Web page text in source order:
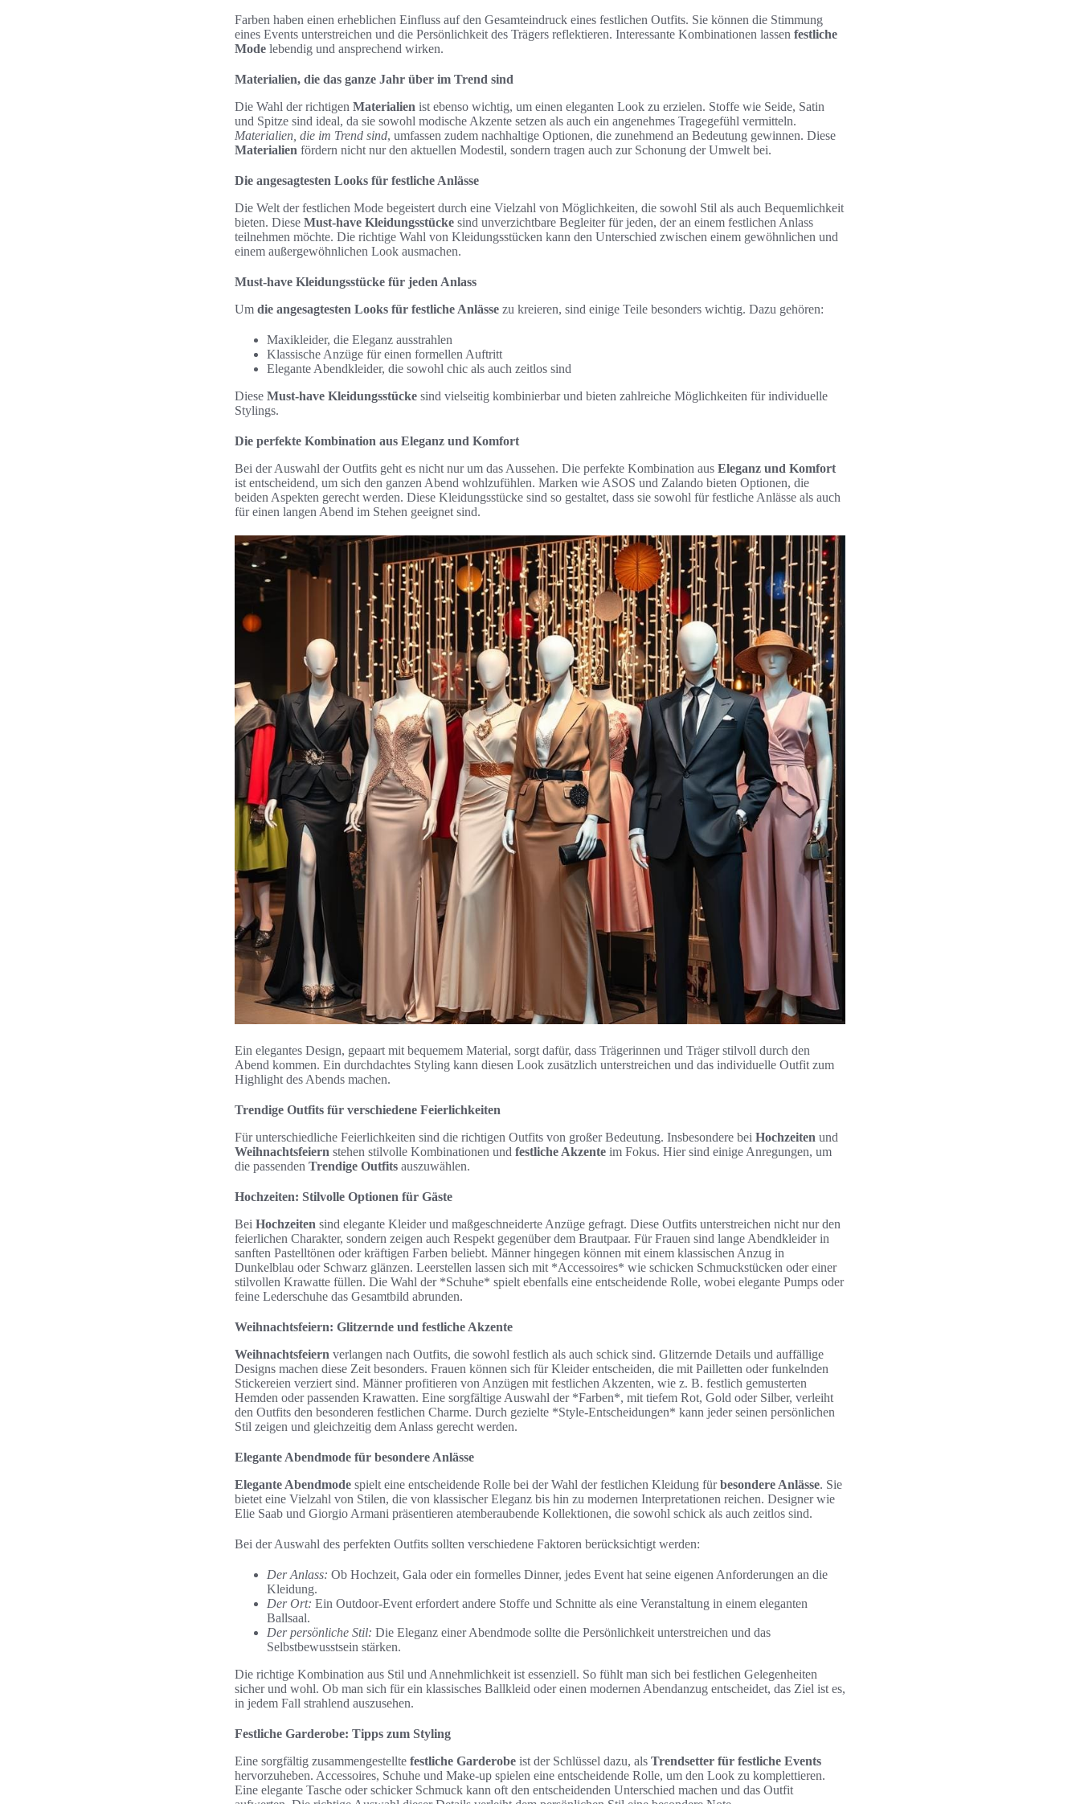
Farben haben einen erheblichen Einfluss auf den Gesamteindruck eines festlichen Outfits. Sie können die Stimmung
eines Events unterstreichen und die Persönlichkeit des Trägers reflektieren. Interessante Kombinationen lassen festliche
Mode lebendig und ansprechend wirken.
Materialien, die das ganze Jahr über im Trend sind
Die Wahl der richtigen Materialien ist ebenso wichtig, um einen eleganten Look zu erzielen. Stoffe wie Seide, Satin
und Spitze sind ideal, da sie sowohl modische Akzente setzen als auch ein angenehmes Tragegefühl vermitteln.
Materialien, die im Trend sind, umfassen zudem nachhaltige Optionen, die zunehmend an Bedeutung gewinnen. Diese
Materialien fördern nicht nur den aktuellen Modestil, sondern tragen auch zur Schonung der Umwelt bei.
Die angesagtesten Looks für festliche Anlässe
Die Welt der festlichen Mode begeistert durch eine Vielzahl von Möglichkeiten, die sowohl Stil als auch Bequemlichkeit
bieten. Diese Must-have Kleidungsstücke sind unverzichtbare Begleiter für jeden, der an einem festlichen Anlass
teilnehmen möchte. Die richtige Wahl von Kleidungsstücken kann den Unterschied zwischen einem gewöhnlichen und
einem außergewöhnlichen Look ausmachen.
Must-have Kleidungsstücke für jeden Anlass
Um die angesagtesten Looks für festliche Anlässe zu kreieren, sind einige Teile besonders wichtig. Dazu gehören:
Maxikleider, die Eleganz ausstrahlen
Klassische Anzüge für einen formellen Auftritt
Elegante Abendkleider, die sowohl chic als auch zeitlos sind
Diese Must-have Kleidungsstücke sind vielseitig kombinierbar und bieten zahlreiche Möglichkeiten für individuelle
Stylings.
Die perfekte Kombination aus Eleganz und Komfort
Bei der Auswahl der Outfits geht es nicht nur um das Aussehen. Die perfekte Kombination aus Eleganz und Komfort
ist entscheidend, um sich den ganzen Abend wohlzufühlen. Marken wie ASOS und Zalando bieten Optionen, die
beiden Aspekten gerecht werden. Diese Kleidungsstücke sind so gestaltet, dass sie sowohl für festliche Anlässe als auch
für einen langen Abend im Stehen geeignet sind.
Ein elegantes Design, gepaart mit bequemem Material, sorgt dafür, dass Trägerinnen und Träger stilvoll durch den
Abend kommen. Ein durchdachtes Styling kann diesen Look zusätzlich unterstreichen und das individuelle Outfit zum
Highlight des Abends machen.
Trendige Outfits für verschiedene Feierlichkeiten
Für unterschiedliche Feierlichkeiten sind die richtigen Outfits von großer Bedeutung. Insbesondere bei Hochzeiten und
Weihnachtsfeiern stehen stilvolle Kombinationen und festliche Akzente im Fokus. Hier sind einige Anregungen, um
die passenden Trendige Outfits auszuwählen.
Hochzeiten: Stilvolle Optionen für Gäste
Bei Hochzeiten sind elegante Kleider und maßgeschneiderte Anzüge gefragt. Diese Outfits unterstreichen nicht nur den
feierlichen Charakter, sondern zeigen auch Respekt gegenüber dem Brautpaar. Für Frauen sind lange Abendkleider in
sanften Pastelltönen oder kräftigen Farben beliebt. Männer hingegen können mit einem klassischen Anzug in
Dunkelblau oder Schwarz glänzen. Leerstellen lassen sich mit *Accessoires* wie schicken Schmuckstücken oder einer
stilvollen Krawatte füllen. Die Wahl der *Schuhe* spielt ebenfalls eine entscheidende Rolle, wobei elegante Pumps oder
feine Lederschuhe das Gesamtbild abrunden.
Weihnachtsfeiern: Glitzernde und festliche Akzente
Weihnachtsfeiern verlangen nach Outfits, die sowohl festlich als auch schick sind. Glitzernde Details und auffällige
Designs machen diese Zeit besonders. Frauen können sich für Kleider entscheiden, die mit Pailletten oder funkelnden
Stickereien verziert sind. Männer profitieren von Anzügen mit festlichen Akzenten, wie z. B. festlich gemusterten
Hemden oder passenden Krawatten. Eine sorgfältige Auswahl der *Farben*, mit tiefem Rot, Gold oder Silber, verleiht
den Outfits den besonderen festlichen Charme. Durch gezielte *Style-Entscheidungen* kann jeder seinen persönlichen
Stil zeigen und gleichzeitig dem Anlass gerecht werden.
Elegante Abendmode für besondere Anlässe
Elegante Abendmode spielt eine entscheidende Rolle bei der Wahl der festlichen Kleidung fürbesondere Anlässe. Sie
bietet eine Vielzahl von Stilen, die von klassischer Eleganz bis hin zu modernen Interpretationen reichen. Designer wie
Elie Saab und Giorgio Armani präsentieren atemberaubende Kollektionen, die sowohl schick als auch zeitlos sind.
Bei der Auswahl des perfekten Outfits sollten verschiedene Faktoren berücksichtigt werden:
Der Anlass: Ob Hochzeit, Gala oder ein formelles Dinner, jedes Event hat seine eigenen Anforderungen an die
Kleidung.
Der Ort: Ein Outdoor-Event erfordert andere Stoffe und Schnitte als eine Veranstaltung in einem eleganten
Ballsaal.
Der persönliche Stil: Die Eleganz einer Abendmode sollte die Persönlichkeit unterstreichen und das
Selbstbewusstsein stärken.
Die richtige Kombination aus Stil und Annehmlichkeit ist essenziell. So fühlt man sich bei festlichen Gelegenheiten
sicher und wohl. Ob man sich für ein klassisches Ballkleid oder einen modernen Abendanzug entscheidet, das Ziel ist es,
in jedem Fall strahlend auszusehen.
Festliche Garderobe: Tipps zum Styling
Eine sorgfältig zusammengestellte festliche Garderobe ist der Schlüssel dazu, als Trendsetter für festliche Events
hervorzuheben. Accessoires, Schuhe und Make-up spielen eine entscheidende Rolle, um den Look zu komplettieren.
Eine elegante Tasche oder schicker Schmuck kann oft den entscheidenden Unterschied machen und das Outfit